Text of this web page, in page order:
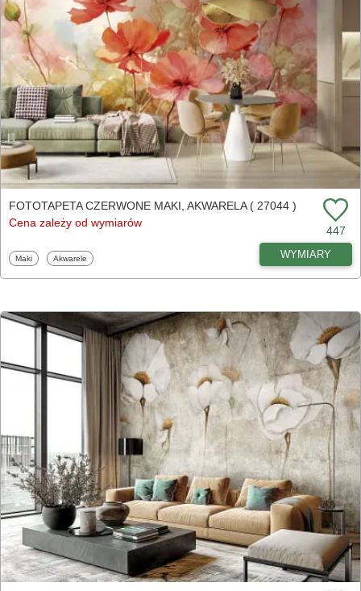
FOTOTAPETA CZERWONE MAKI, AKWARELA ( 27044 )
Cena zależy od wymiarów
447
Fototapety
Maki Fototapety
Akwarele WYMIARY